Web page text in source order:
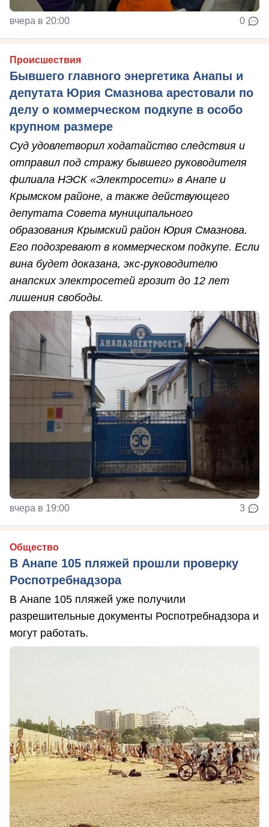
вчера в 20:00 0
Происшествия
Бывшего главного энергетика Анапы и
депутата Юрия Смазнова арестовали по
делу о коммерческом подкупе в особо
крупном размере
Суд удовлетворил ходатайство следствия и
отправил под стражу бывшего руководителя
филиала НЭСК «Электросети» в Анапе и
Крымском районе, а также действующего
депутата Совета муниципального
образования Крымский район Юрия Смазнова.
Его подозревают в коммерческом подкупе. Если
вина будет доказана, экс-руководителю
анапских электросетей грозит до 12 лет
лишения свободы.
вчера в 19:00 3
Общество
В Анапе 105 пляжей прошли проверку
Роспотребнадзора
В Анапе 105 пляжей уже получили
разрешительные документы Роспотребнадзора и
могут работать.